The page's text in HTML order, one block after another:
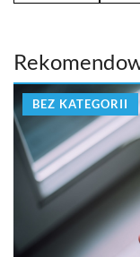
BEZ KATEGORII